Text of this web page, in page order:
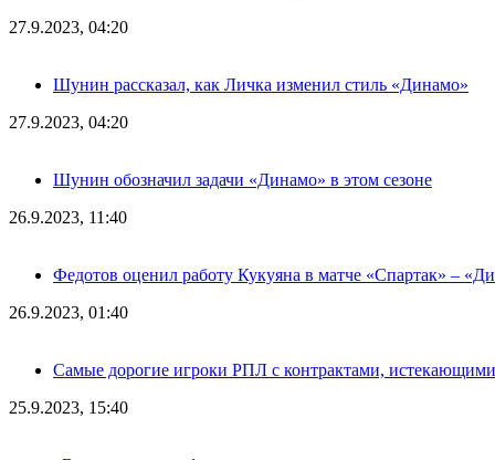
27.9.2023, 04:20
Шунин рассказал, как Личка изменил стиль «Динамо»
27.9.2023, 04:20
Шунин обозначил задачи «Динамо» в этом сезоне
26.9.2023, 11:40
Федотов оценил работу Кукуяна в матче «Спартак» –
26.9.2023, 01:40
Самые дорогие игроки РПЛ с контрактами, истекающими
25.9.2023, 15:40